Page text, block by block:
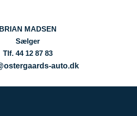
BRIAN MADSEN
Sælger
Tlf. 44 12 87 83
auto.dk